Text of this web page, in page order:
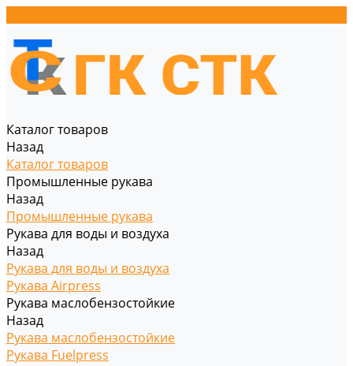
Каталог товаров
Назад
Каталог товаров
Промышленные рукава
Назад
Промышленные рукава
Рукава для воды и воздуха
Назад
Рукава для воды и воздуха
Рукава Airpress
Рукава маслобензостойкие
Назад
Рукава маслобензостойкие
Рукава Fuelpress